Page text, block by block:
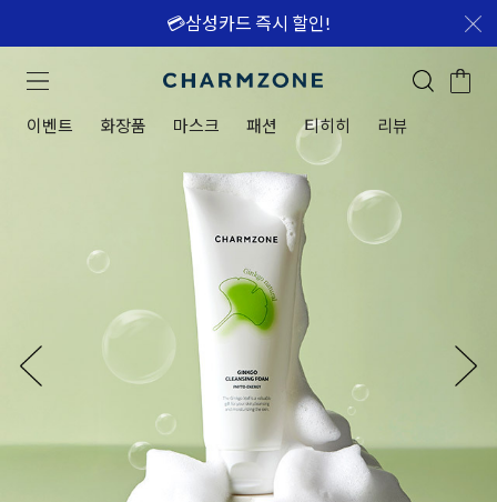
💳삼성카드 즉시 할인!
이벤트 화장품 마스크 패션 티히히 리뷰